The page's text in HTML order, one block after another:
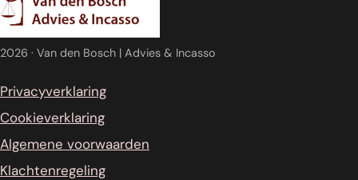
2026 · Van den Bosch | Advies & Incasso
Privacyverklaring
Cookieverklaring
Algemene voorwaarden
Klachtenregeling